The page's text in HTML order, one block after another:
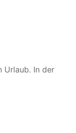
Urlaub. In der